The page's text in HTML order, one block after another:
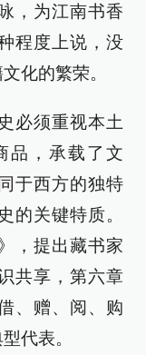
，为江南书香
程度上说，没
化的繁荣。
必须重视本土
品，承载了文
于西方的独特
的关键特质。
，提出藏书家
共享，第六章
、赠、阅、购
代表。